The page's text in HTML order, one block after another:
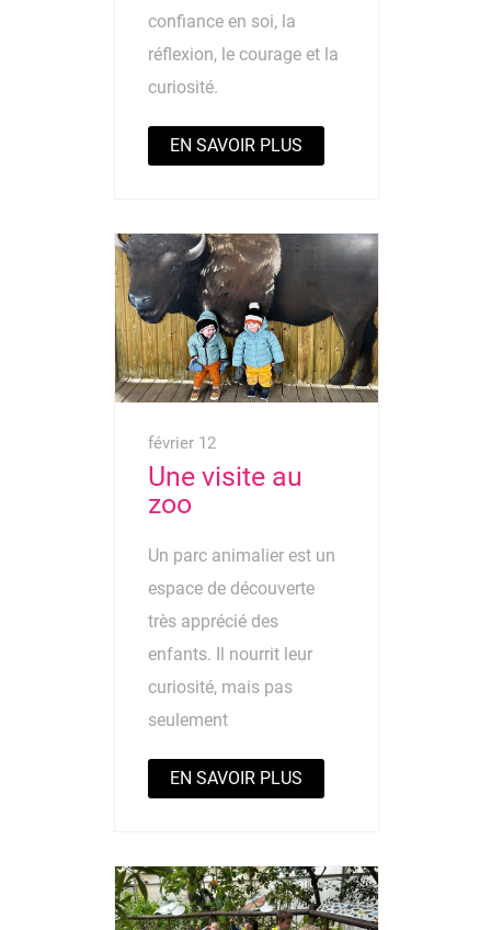
confiance en soi, la
réflexion, le courage et la
curiosité.
EN SAVOIR PLUS
février 12
Une visite au
zoo
Un parc animalier est un
espace de découverte
très apprécié des
enfants. Il nourrit leur
curiosité, mais pas
seulement
EN SAVOIR PLUS